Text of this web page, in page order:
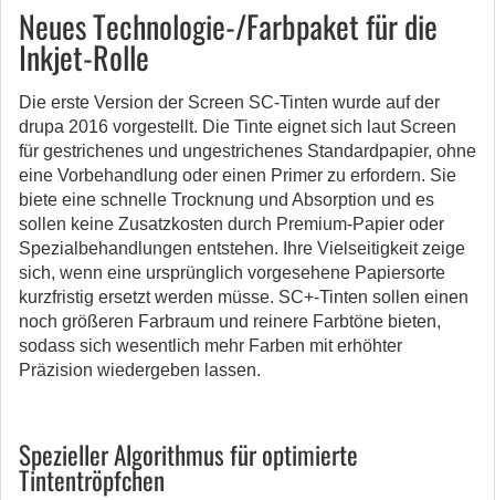
Neues Technologie-/Farbpaket für die
Inkjet-Rolle
Die erste Version der Screen SC-Tinten wurde auf der
drupa 2016 vorgestellt. Die Tinte eignet sich laut Screen
für gestrichenes und ungestrichenes Standardpapier, ohne
eine Vorbehandlung oder einen Primer zu erfordern. Sie
biete eine schnelle Trocknung und Absorption und es
sollen keine Zusatzkosten durch Premium-Papier oder
Spezialbehandlungen entstehen. Ihre Vielseitigkeit zeige
sich, wenn eine ursprünglich vorgesehene Papiersorte
kurzfristig ersetzt werden müsse. SC+-Tinten sollen einen
noch größeren Farbraum und reinere Farbtöne bieten,
sodass sich wesentlich mehr Farben mit erhöhter
Präzision wiedergeben lassen.
Spezieller Algorithmus für optimierte
Tintentröpfchen